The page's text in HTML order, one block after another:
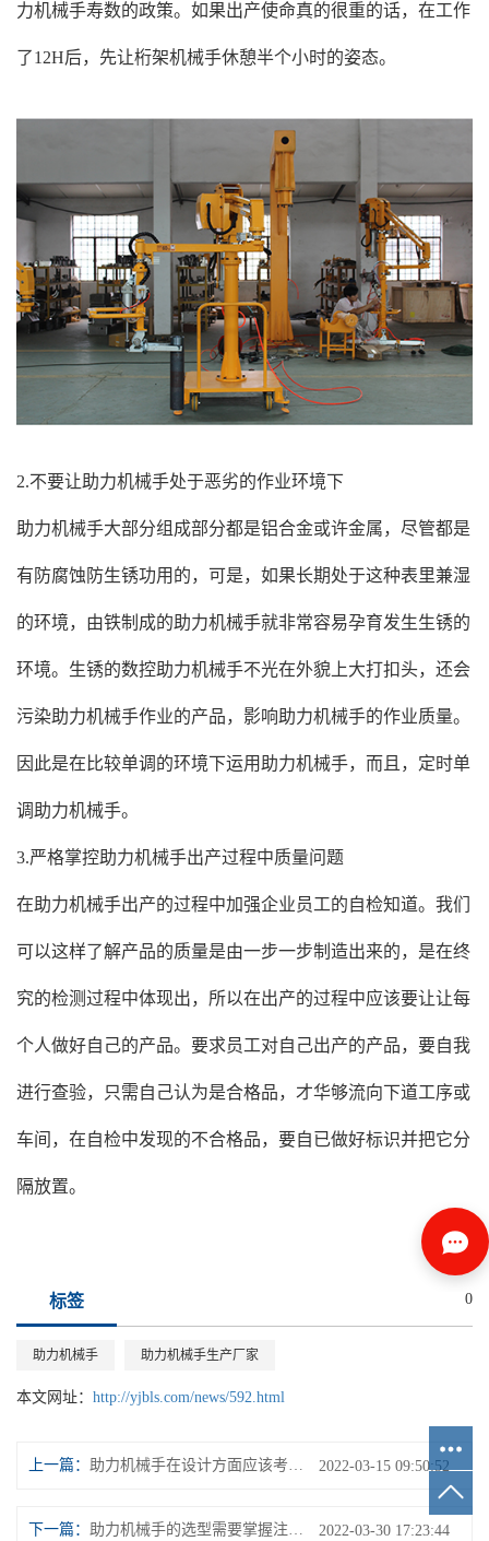
力机械手寿数的政策。如果出产使命真的很重的话，在工作
了12H后，先让桁架机械手休憩半个小时的姿态。
2.不要让助力机械手处于恶劣的作业环境下
助力机械手大部分组成部分都是铝合金或许金属，尽管都是
有防腐蚀防生锈功用的，可是，如果长期处于这种表里兼湿
的环境，由铁制成的助力机械手就非常容易孕育发生生锈的
环境。生锈的数控助力机械手不光在外貌上大打扣头，还会
污染助力机械手作业的产品，影响助力机械手的作业质量。
因此是在比较单调的环境下运用助力机械手，而且，定时单
调助力机械手。
3.严格掌控助力机械手出产过程中质量问题
在助力机械手出产的过程中加强企业员工的自检知道。我们
可以这样了解产品的质量是由一步一步制造出来的，是在终
究的检测过程中体现出，所以在出产的过程中应该要让让每
个人做好自己的产品。要求员工对自己出产的产品，要自我
进行查验，只需自己认为是合格品，才华够流向下道工序或
车间，在自检中发现的不合格品，要自已做好标识并把它分
隔放置。
标签 0
助力机械手 助力机械手生产厂家
本文网址： http://yjbls.com/news/592.html
上一篇： 2022-03-15 09:50:52
下一篇： 2022-03-30 17:23:44